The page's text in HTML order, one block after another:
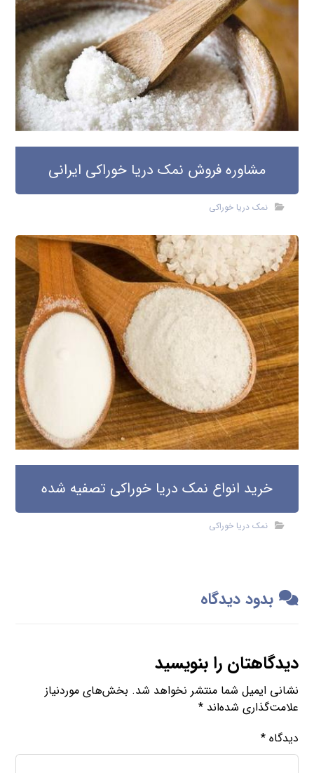
مشاوره فروش نمک دریا خوراکی ایرانی
نمک دریا خوراکی
خرید انواع نمک دریا خوراکی تصفیه شده
نمک دریا خوراکی
بدود دیدگاه
دیدگاهتان را بنویسید
نشانی ایمیل شما منتشر نخواهد شد. بخش‌های موردنیاز
علامت‌گذاری شده‌اند*
دیدگاه*